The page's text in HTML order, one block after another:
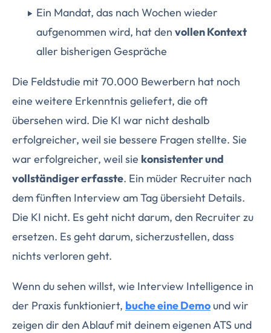
Ein Mandat, das nach Wochen wieder
aufgenommen wird, hat den vollen Kontext
aller bisherigen Gespräche
Die Feldstudie mit 70.000 Bewerbern hat noch
eine weitere Erkenntnis geliefert, die oft
übersehen wird. Die KI war nicht deshalb
erfolgreicher, weil sie bessere Fragen stellte. Sie
war erfolgreicher, weil sie konsistenter und
vollständiger erfasste. Ein müder Recruiter nach
dem fünften Interview am Tag übersieht Details.
Die KI nicht. Es geht nicht darum, den Recruiter zu
ersetzen. Es geht darum, sicherzustellen, dass
nichts verloren geht.
Wenn du sehen willst, wie Interview Intelligence in
der Praxis funktioniert, buche eine Demo und wir
zeigen dir den Ablauf mit deinem eigenen ATS und